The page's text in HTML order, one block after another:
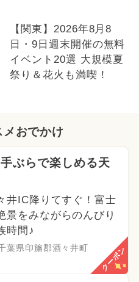
【関東】2026年8月8
日・9日週末開催の無料
イベント20選 大規模夏
祭り＆花火も満喫！
おでかけ
ぶらで楽しめる天
井IC降りてすぐ！富士
景をみながらのんびり
時間♪
葉県印旛郡酒々井町 クーポン